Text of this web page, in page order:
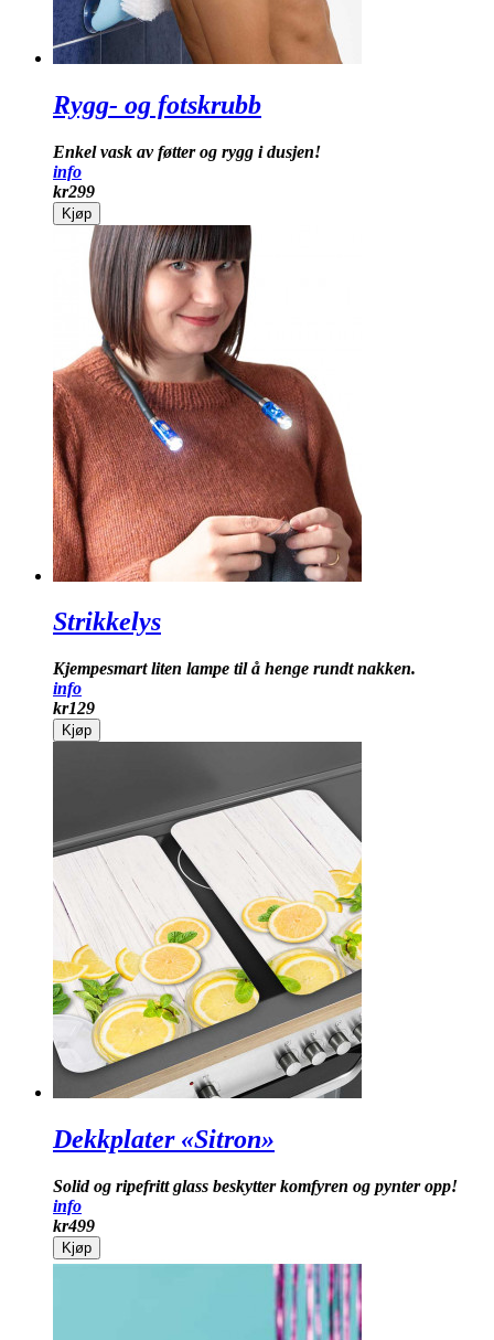
Rygg- og fotskrubb
Enkel vask av føtter og rygg i dusjen!
info
kr299
Kjøp
Strikkelys
Kjempesmart liten lampe til å henge rundt nakken.
info
kr129
Kjøp
Dekkplater «Sitron»
Solid og ripefritt glass beskytter komfyren og pynter opp!
info
kr499
Kjøp